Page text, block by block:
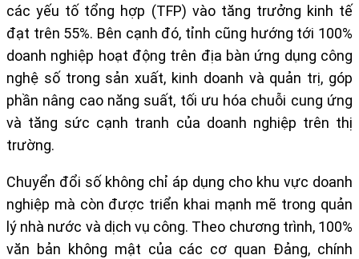
các yếu tố tổng hợp (TFP) vào tăng trưởng kinh tế
đạt trên 55%. Bên cạnh đó, tỉnh cũng hướng tới 100%
doanh nghiệp hoạt động trên địa bàn ứng dụng công
nghệ số trong sản xuất, kinh doanh và quản trị, góp
phần nâng cao năng suất, tối ưu hóa chuỗi cung ứng
và tăng sức cạnh tranh của doanh nghiệp trên thị
trường.
Chuyển đổi số không chỉ áp dụng cho khu vực doanh
nghiệp mà còn được triển khai mạnh mẽ trong quản
lý nhà nước và dịch vụ công. Theo chương trình, 100%
văn bản không mật của các cơ quan Đảng, chính